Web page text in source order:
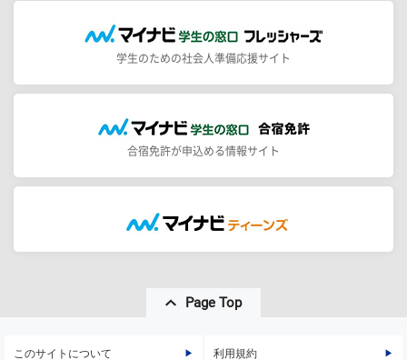
学生のための社会人準備応援サイト
合宿免許が申込める情報サイト
Page Top
このサイトについて 利用規約